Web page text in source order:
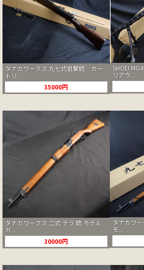
タナカワークス 九七式狙撃銃 カー
トリ...
35000円
SHOEI
リアウ...
タナカワークス 二式 テラ 銃 モデル
ガ...
30000円
タナカワ
モ...